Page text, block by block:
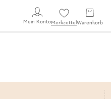
Mein KontoMerkzettel Warenkorb